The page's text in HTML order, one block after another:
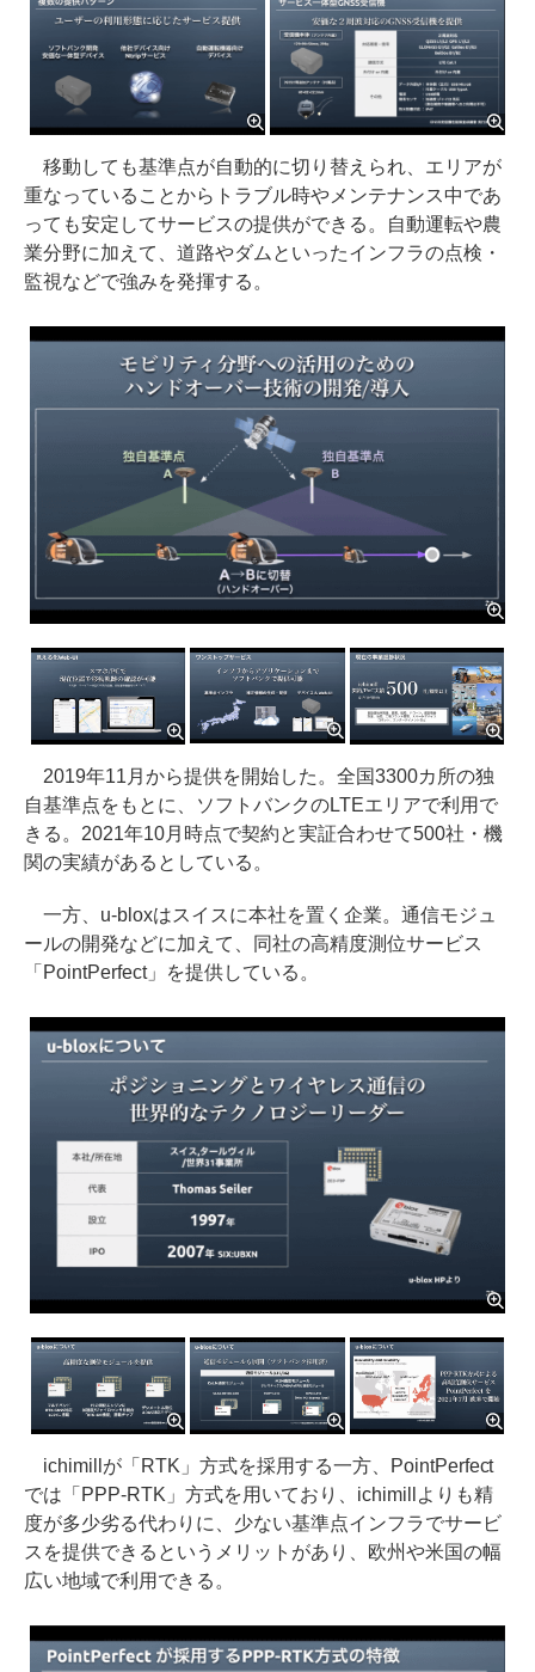
移動しても基準点が自動的に切り替えられ、エリアが
重なっていることからトラブル時やメンテナンス中であ
っても安定してサービスの提供ができる。自動運転や農
業分野に加えて、道路やダムといったインフラの点検・
監視などで強みを発揮する。
2019年11月から提供を開始した。全国3300カ所の独
自基準点をもとに、ソフトバンクのLTEエリアで利用で
きる。2021年10月時点で契約と実証合わせて500社・機
関の実績があるとしている。
一方、u-bloxはスイスに本社を置く企業。通信モジュ
ールの開発などに加えて、同社の高精度測位サービス
「PointPerfect」を提供している。
ichimillが「RTK」方式を採用する一方、PointPerfect
では「PPP-RTK」方式を用いており、ichimillよりも精
度が多少劣る代わりに、少ない基準点インフラでサービ
スを提供できるというメリットがあり、欧州や米国の幅
広い地域で利用できる。